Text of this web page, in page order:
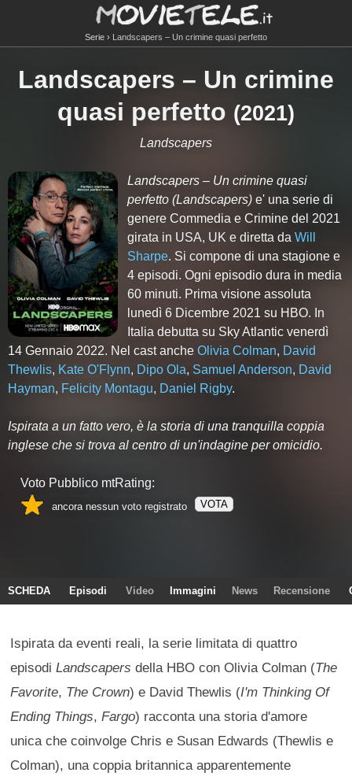
Serie Landscapers – Un crimine quasi perfetto
Landscapers – Un crimine
quasi perfetto (2021)
Landscapers
Landscapers – Un crimine quasi
perfetto (Landscapers) e' una serie di
genere Commedia e Crimine del 2021
girata in USA, UK e diretta daWill
Sharpe. Si compone di una stagione e
4 episodi. Ogni episodio dura in media
60 minuti. Prima visione assoluta
lunedì 6 Dicembre 2021 su HBO. In
Italia debutta su Sky Atlantic venerdì
14 Gennaio 2022. Nel cast anche Olivia Colman, David
Thewlis, Kate O'Flynn, Dipo Ola, Samuel Anderson, David
Hayman, Felicity Montagu, Daniel Rigby.
Ispirata a un fatto vero, è la storia di una tranquilla coppia
inglese che si trova al centro di un'indagine per omicidio.
Voto Pubblico mtRating:
ancora nessun voto registrato VOTA
SCHEDA Episodi Video Immagini News Recensione
Ispirata da eventi reali, la serie limitata di quattro
episodiLandscapersdella HBO con Olivia Colman (The
Favorite, The Crown) e David Thewlis (I'm Thinking Of
Ending Things,Fargo) racconta una storia d'amore
unica che coinvolge Chris e Susan Edwards (Thewlis e
Colman), una coppia britannica apparentemente